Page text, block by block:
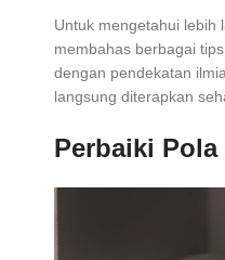
Untuk mengetahui lebih
membahas berbagai
dengan pendekatan
langsung diterapkan
Perbaiki